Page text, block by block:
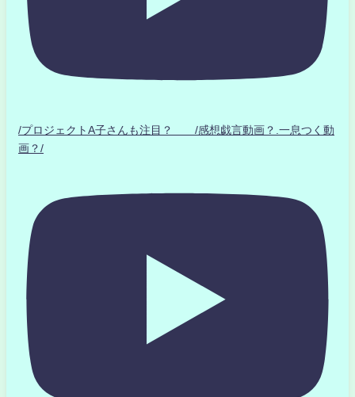
/プロジェクトA子さんも注目？ /感想戯言動画？.一息つく動
画？/